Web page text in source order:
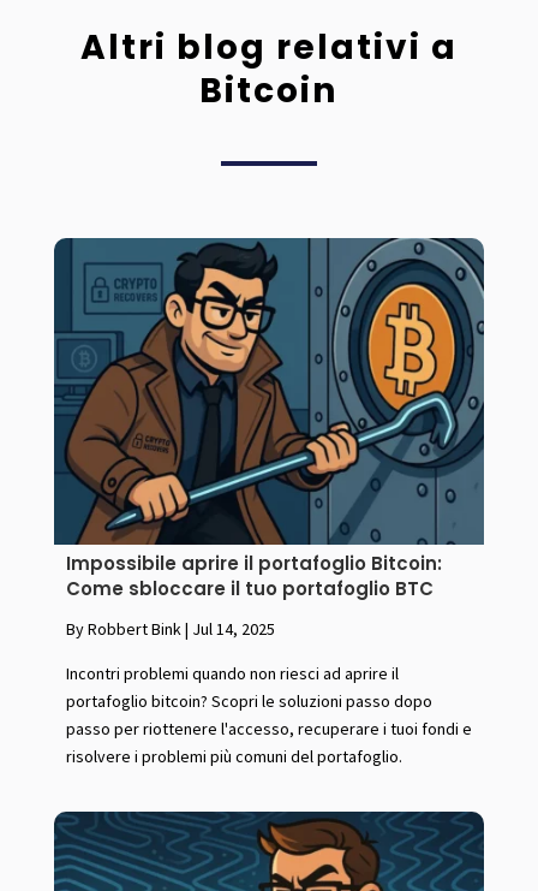
Altri blog relativi a
Bitcoin
Impossibile aprire il portafoglio Bitcoin:
Come sbloccare il tuo portafoglio BTC
By Robbert Bink| Jul 14, 2025
Incontri problemi quando non riesci ad aprire il
portafoglio bitcoin? Scopri le soluzioni passo dopo
passo per riottenere l'accesso, recuperare i tuoi fondi e
risolvere i problemi più comuni del portafoglio.